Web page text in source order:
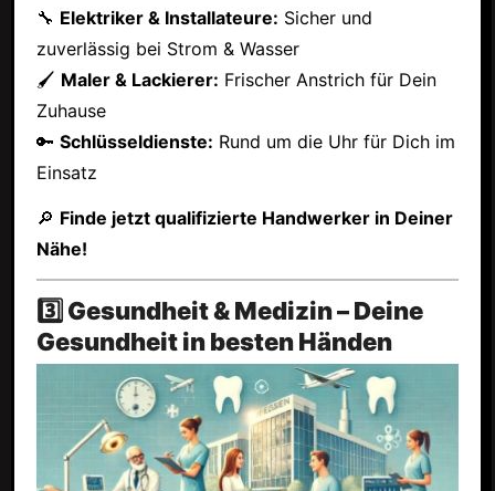
🔧 Elektriker & Installateure: Sicher und
zuverlässig bei Strom & Wasser
🖌 Maler & Lackierer: Frischer Anstrich für Dein
Zuhause
🔑 Schlüsseldienste: Rund um die Uhr für Dich im
Einsatz
🔎 Finde jetzt qualifizierte Handwerker in Deiner
Nähe!
3️⃣ Gesundheit & Medizin – Deine
Gesundheit in besten Händen